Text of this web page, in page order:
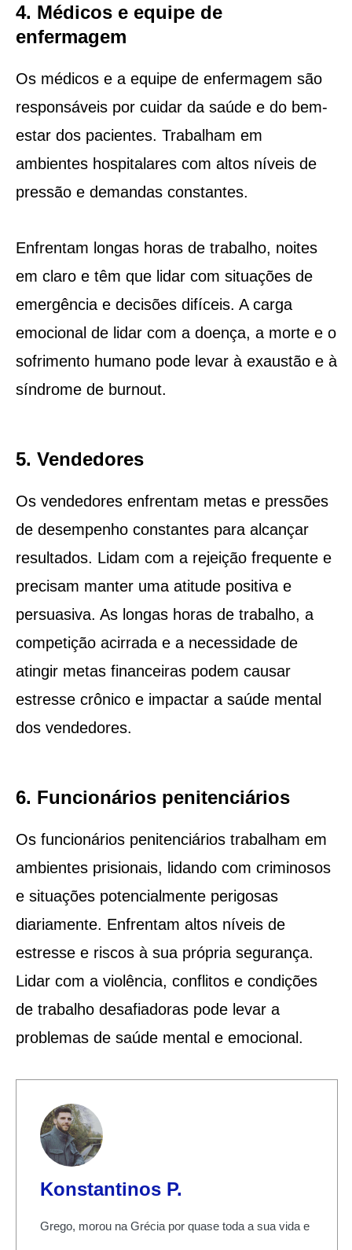
4. Médicos e equipe de
enfermagem
Os médicos e a equipe de enfermagem são
responsáveis por cuidar da saúde e do bem-
estar dos pacientes. Trabalham em
ambientes hospitalares com altos níveis de
pressão e demandas constantes.
Enfrentam longas horas de trabalho, noites
em claro e têm que lidar com situações de
emergência e decisões difíceis. A carga
emocional de lidar com a doença, a morte e o
sofrimento humano pode levar à exaustão e à
síndrome de burnout.
5. Vendedores
Os vendedores enfrentam metas e pressões
de desempenho constantes para alcançar
resultados. Lidam com a rejeição frequente e
precisam manter uma atitude positiva e
persuasiva. As longas horas de trabalho, a
competição acirrada e a necessidade de
atingir metas financeiras podem causar
estresse crônico e impactar a saúde mental
dos vendedores.
6. Funcionários penitenciários
Os funcionários penitenciários trabalham em
ambientes prisionais, lidando com criminosos
e situações potencialmente perigosas
diariamente. Enfrentam altos níveis de
estresse e riscos à sua própria segurança.
Lidar com a violência, conflitos e condições
de trabalho desafiadoras pode levar a
problemas de saúde mental e emocional.
Konstantinos P.
Grego, morou na Grécia por quase toda a sua vida e